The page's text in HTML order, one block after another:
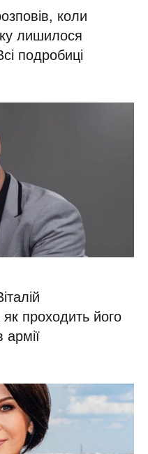
коли
лишилося
подробиці
проходить його
армії